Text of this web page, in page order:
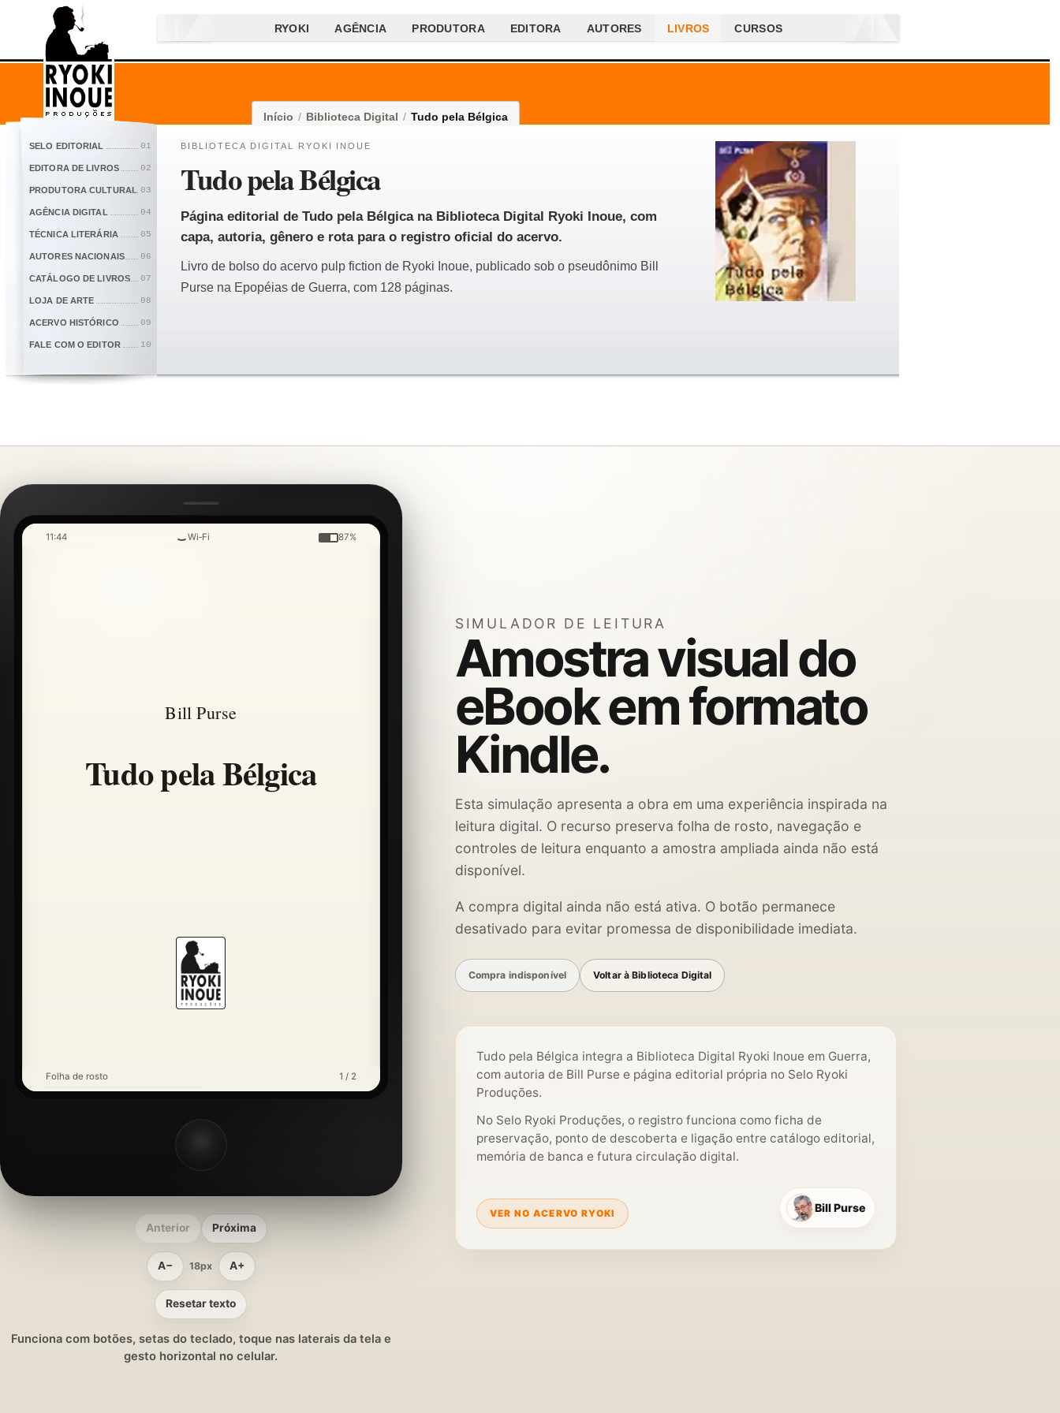
RYOKI AGÊNCIA PRODUTORA EDITORA AUTORES LIVROS CURSOS
SELO EDITORIAL 01
EDITORA DE LIVROS 02
PRODUTORA CULTURAL 03
AGÊNCIA DIGITAL 04
TÉCNICA LITERÁRIA 05
AUTORES NACIONAIS 06
CATÁLOGO DE LIVROS 07
LOJA DE ARTE 08
ACERVO HISTÓRICO 09
FALE COM O EDITOR 10
Início / Biblioteca Digital / Tudo pela Bélgica
BIBLIOTECA DIGITAL RYOKI INOUE
Tudo pela Bélgica
Página editorial de Tudo pela Bélgica na Biblioteca Digital Ryoki Inoue, com
capa, autoria, gênero e rota para o registro oficial do acervo.
Livro de bolso do acervo pulp fiction de Ryoki Inoue, publicado sob o pseudônimo Bill
Purse na Epopéias de Guerra, com 128 páginas.
11:44 Wi‑Fi 87%
Bill Purse
Tudo pela Bélgica
Folha de rosto 1 / 2
Anterior Próxima
A− 18px A+
Resetar texto
Funciona com botões, setas do teclado, toque nas laterais da tela e
gesto horizontal no celular.
SIMULADOR DE LEITURA
Amostra visual do
eBook em formato
Kindle.
Esta simulação apresenta a obra em uma experiência inspirada na
leitura digital. O recurso preserva folha de rosto, navegação e
controles de leitura enquanto a amostra ampliada ainda não está
disponível.
A compra digital ainda não está ativa. O botão permanece
desativado para evitar promessa de disponibilidade imediata.
Compra indisponível Voltar à Biblioteca Digital
Tudo pela Bélgica integra a Biblioteca Digital Ryoki Inoue em Guerra,
com autoria de Bill Purse e página editorial própria no Selo Ryoki
Produções.
No Selo Ryoki Produções, o registro funciona como ficha de
preservação, ponto de descoberta e ligação entre catálogo editorial,
memória de banca e futura circulação digital.
VER NO ACERVO RYOKI Bill Purse